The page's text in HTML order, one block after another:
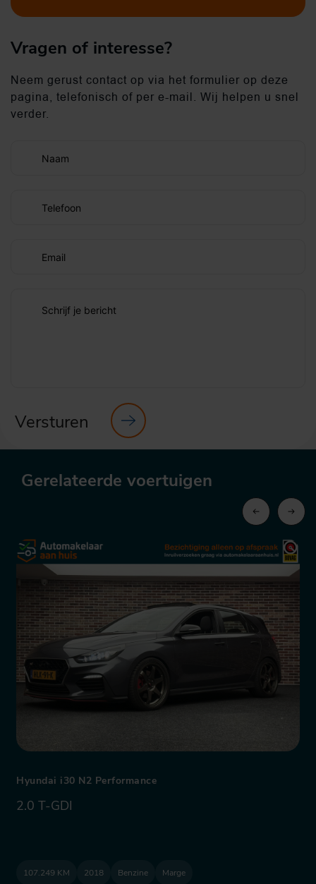
Vragen of interesse?
Neem gerust contact op via het formulier op deze
pagina, telefonisch of per e-mail. Wij helpen u snel
verder.
Naam
Telefoon
Email
Schrijf je bericht
Versturen
Gerelateerde voertuigen
Hyundai i30 N2 Performance
2.0 T-GDI
107.249 KM 2018 Benzine Marge